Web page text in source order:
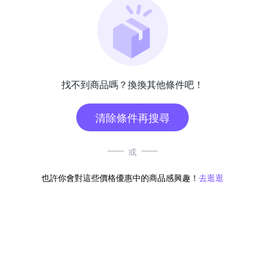
找不到商品嗎？換換其他條件吧！
清除條件再搜尋
或
也許你會對這些價格優惠中的商品感興趣！ 去逛逛